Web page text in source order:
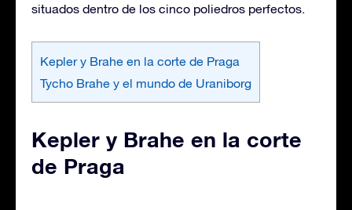
situados dentro de los cinco poliedros perfectos.
Kepler y Brahe en la corte de Praga
Tycho Brahe y el mundo de Uraniborg
Kepler y Brahe en la corte
de Praga